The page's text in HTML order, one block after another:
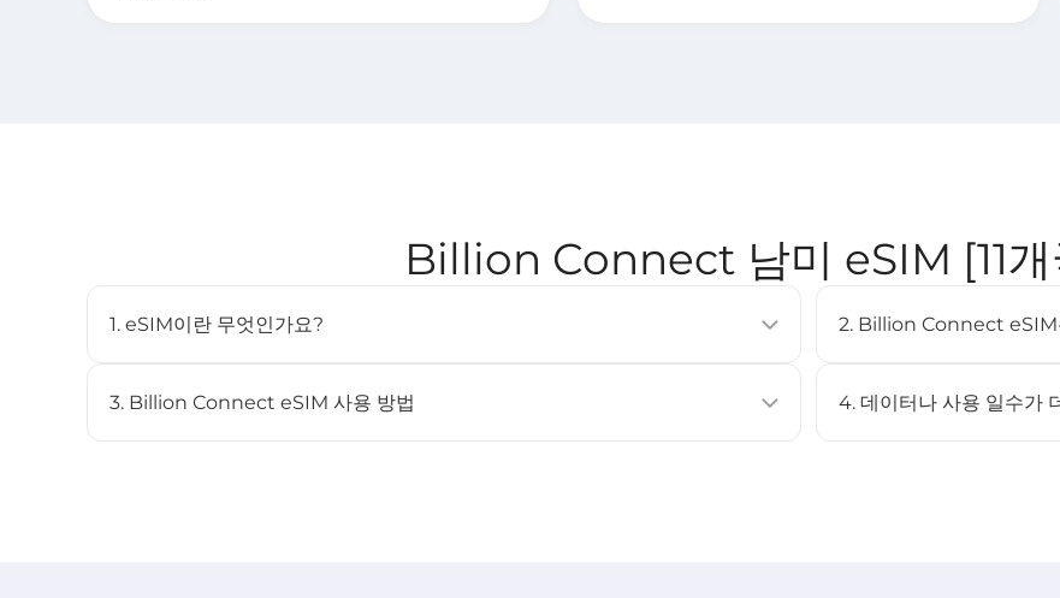
Billion Connect 남미 eSIM [11
1. eSIM이란 무엇인가요?
디지털 SIM입니다. 호환되는 기기에 내장되어 있으며 여러 프로필을 저장할 수 있습니다.
3. Billion Connect eSIM 사용 방법
2. Billion Connect eSIM
XS 이상, Google Pixel 3 이
페이지를 확인하세요.
4. 데이터나 사용 일수가